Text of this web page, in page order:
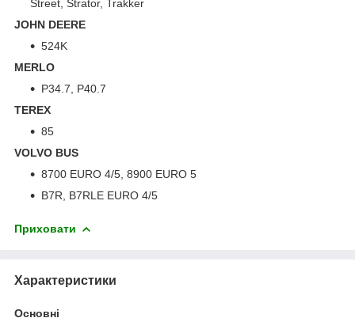
Street, Strator, Trakker
JOHN DEERE
524K
MERLO
P34.7, P40.7
TEREX
85
VOLVO BUS
8700 EURO 4/5, 8900 EURO 5
B7R, B7RLE EURO 4/5
Приховати
Характеристики
Основні